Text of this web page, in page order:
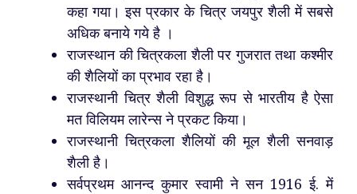
कहा गया। इस प्रकार के चित्र जयपुर शैली में सबसे
अधिक बनाये गये है ।
राजस्थान की चित्रकला शैली पर गुजरात तथा कश्मीर
की शैलियों का प्रभाव रहा है।
राजस्थानी चित्र शैली विशुद्ध रूप से भारतीय है ऐसा
मत विलियम लारेन्स ने प्रकट किया।
राजस्थानी चित्रकला शैलियों की मूल शैली सनवाड़
शैली है।
सर्वप्रथम आनन्द कुमार स्वामी ने सन 1916 ई. में